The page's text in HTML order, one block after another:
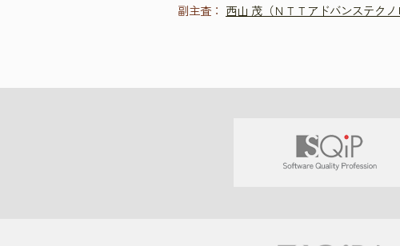
副主査：
西山 茂（ＮＴＴアドバンステクノ